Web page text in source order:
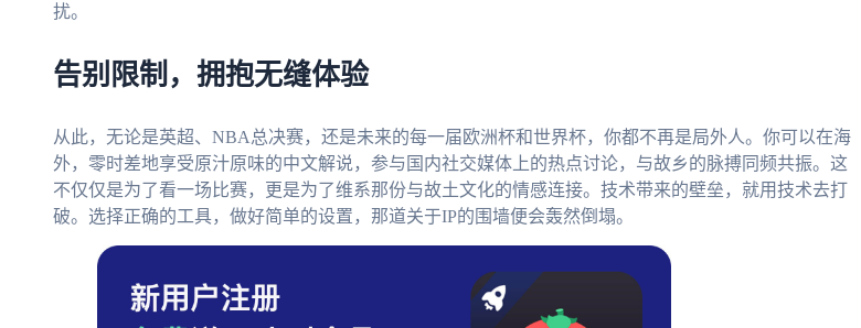
扰。
告别限制，拥抱无缝体验
从此，无论是英超、NBA总决赛，还是未来的每一届欧洲杯和世界杯，你都不再是局外人。你可以在海
外，零时差地享受原汁原味的中文解说，参与国内社交媒体上的热点讨论，与故乡的脉搏同频共振。这
不仅仅是为了看一场比赛，更是为了维系那份与故土文化的情感连接。技术带来的壁垒，就用技术去打
破。选择正确的工具，做好简单的设置，那道关于IP的围墙便会轰然倒塌。